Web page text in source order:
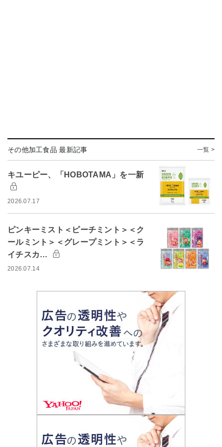
その他加工食品 最新記事 一覧 >
キユーピー、「HOBOTAMA」を一新
2026.07.17
ピンキーミスト＜ピーチミント＞＜ク
ールミント＞＜グレープミント＞＜ラ
イチスカ…
2026.07.14